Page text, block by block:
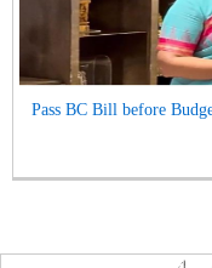
Pass BC Bill before